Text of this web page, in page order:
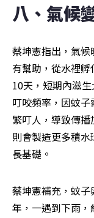
八、氣候
蔡坤憲指出，氣
有幫助，從水裡
10天，短期內滋
叮咬頻率，因蚊
繁叮人，導致傳播
則會製造更多積
長基礎。
蔡坤憲補充，蚊
年，一遇到下雨